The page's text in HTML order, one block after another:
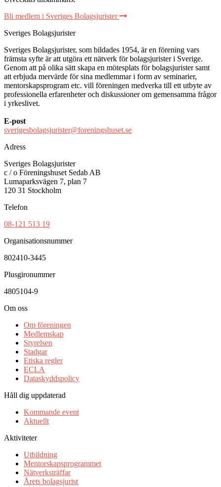
Bli medlem i Sveriges Bolagsjurister
Sveriges Bolagsjurister
Sveriges Bolagsjurister, som bildades 1954, är en förening vars
främsta syfte är att utgöra ett nätverk för bolagsjurister i Sverige.
Genom att på olika sätt skapa en mötesplats för bolagsjurister samt
att erbjuda mervärde för sina medlemmar i form av seminarier,
mentorskapsprogram etc. vill föreningen medverka till ett utbyte av
professionella erfarenheter och diskussioner om gemensamma frågor
i yrkeslivet.
E-post
sverigesbolagsjurister@foreningshuset.se
Adress
Sveriges Bolagsjurister
c / o Föreningshuset Sedab AB
Lumaparksvägen 7, plan 7
120 31 Stockholm
Telefon
08-121 513 19
Organisationsnummer
802410-3445
Plusgironummer
4805104-9
Om oss
Om föreningen
Medlemskap
Styrelsen
Stadgar
Etiska regler
ECLA
Dataskyddspolicy
Håll dig uppdaterad
Kommande event
Aktuellt
Aktiviteter
Utbildning
Mentorskapsprogrammet
Nätverksträffar
Årets bolagsjurist